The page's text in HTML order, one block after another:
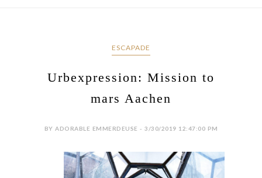
ESCAPADE
Urbexpression: Mission to
mars Aachen
BY ADORABLE EMMERDEUSE - 3/30/2019 12:47:00 PM